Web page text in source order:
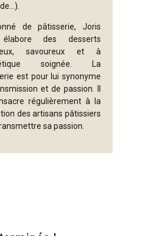
de pâtisserie, Joris
des desserts
savoureux et à
soignée. La
est pour lui synonyme
et de passion. Il
régulièrement à la
des artisans pâtissiers
sa passion.